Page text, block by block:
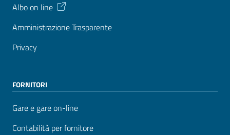
Albo on line
Amministrazione Trasparente
Privacy
FORNITORI
Gare e gare on-line
Contabilità per fornitore